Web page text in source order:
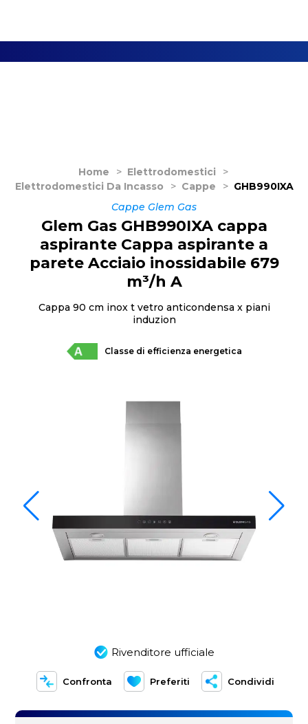
Home > Elettrodomestici
>
Elettrodomestici Da Incasso
> Cappe > GHB990IXA
Cappe Glem Gas
Classe di efficienza energetica
Rivenditore ufficiale
Confronta Preferiti Condividi
Glem Gas GHB990IXA cappa
aspirante Cappa aspirante a
parete Acciaio inossidabile 679
m³/h A
Cappa 90 cm inox t vetro anticondensa x piani
induzion